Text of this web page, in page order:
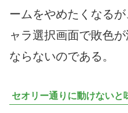
ームをやめたくなる
ャラ選択画面で敗色
ならないのである。
セオリー通りに動けないと